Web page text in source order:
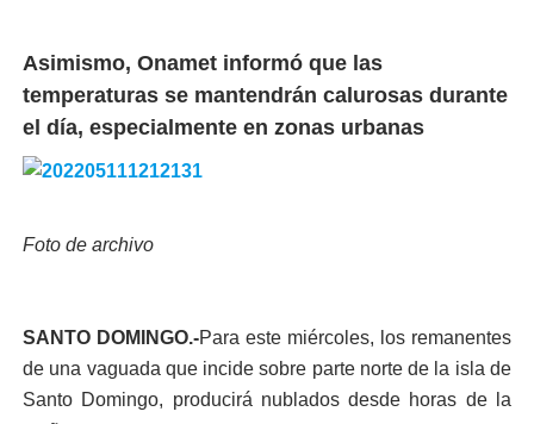
Asimismo, Onamet informó que las
temperaturas se mantendrán calurosas durante
el día, especialmente en zonas urbanas
Foto de archivo
SANTO DOMINGO.-Para este miércoles, los remanentes
de una vaguada que incide sobre parte norte de la isla de
Santo Domingo, producirá nublados desde horas de la